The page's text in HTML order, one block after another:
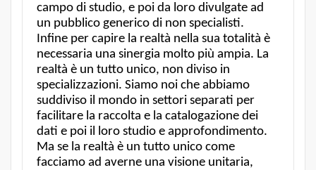
campo di studio, e poi da loro divulgate ad
un pubblico generico di non specialisti.
Infine per capire la realtà nella sua totalità è
necessaria una sinergia molto più ampia. La
realtà è un tutto unico, non diviso in
specializzazioni. Siamo noi che abbiamo
suddiviso il mondo in settori separati per
facilitare la raccolta e la catalogazione dei
dati e poi il loro studio e approfondimento.
Ma se la realtà è un tutto unico come
facciamo ad averne una visione unitaria,